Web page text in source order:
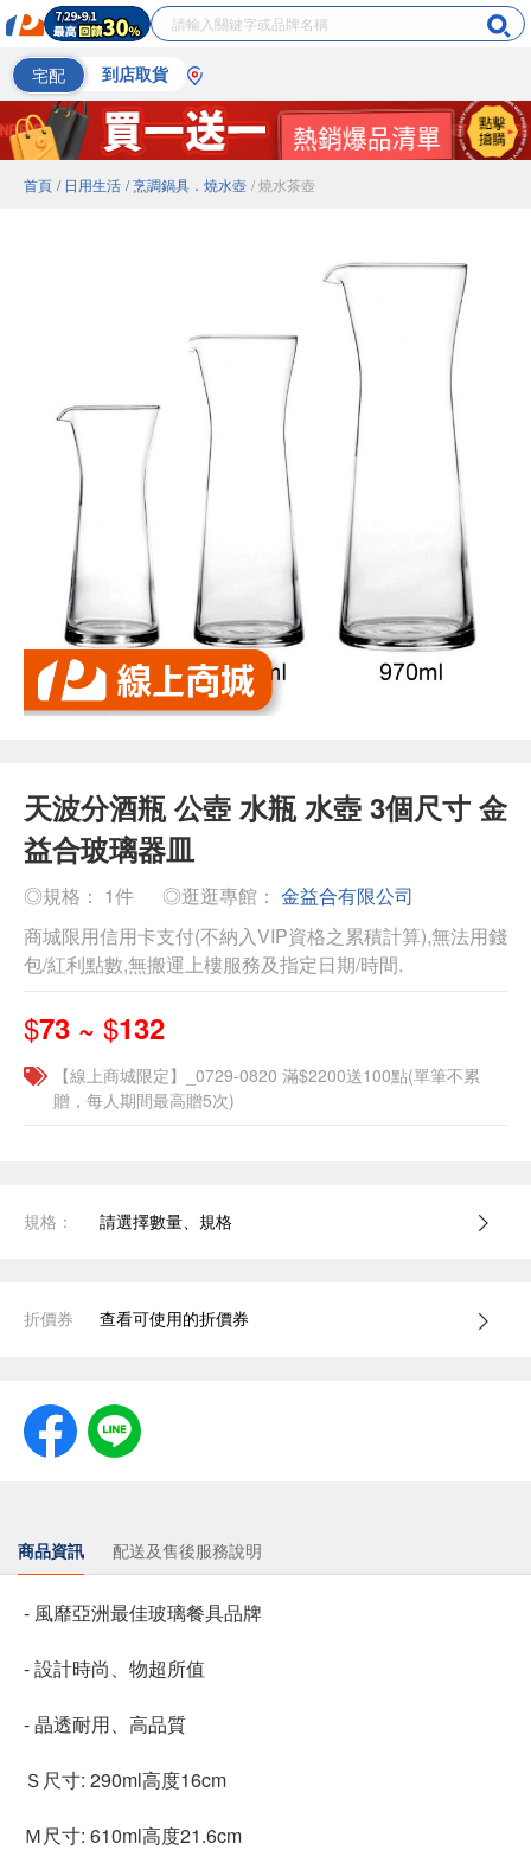
宅配 到店取貨
首頁 / 日用生活 / 烹調鍋具．燒水壺 / 燒水茶壺
天波分酒瓶 公壺 水瓶 水壺 3個尺寸 金
益合玻璃器皿
◎規格： 1件 ◎逛逛專館： 金益合有限公司
商城限用信用卡支付(不納入VIP資格之累積計算),無法用錢
包/紅利點數,無搬運上樓服務及指定日期/時間.
$73 ~ $132
【線上商城限定】_0729-0820 滿$2200送100點(單筆不累
贈，每人期間最高贈5次)
規格： 請選擇數量、規格
折價券 查看可使用的折價券
商品資訊 配送及售後服務說明
- 風靡亞洲最佳玻璃餐具品牌
- 設計時尚、物超所值
- 晶透耐用、高品質
Ｓ尺寸: 290ml高度16cm
Ｍ尺寸: 610ml高度21.6cm